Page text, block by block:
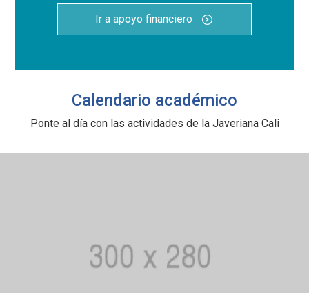
Ir a apoyo financiero
Calendario académico
Ponte al día con las actividades de la Javeriana Cali